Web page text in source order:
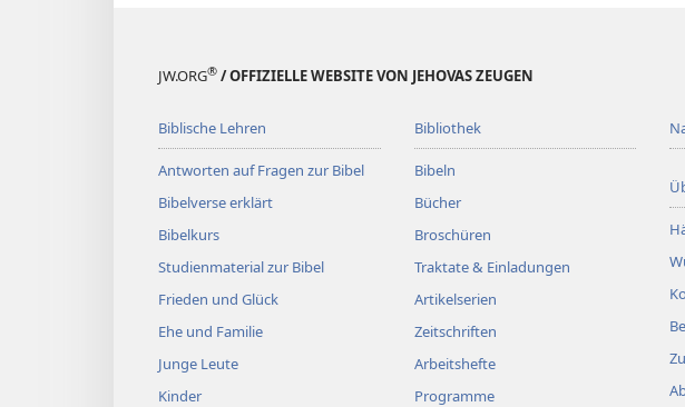
JW.ORG® / OFFIZIELLE WEBSITE VON JEHOVAS ZEUGEN
Biblische Lehren
Antworten auf Fragen zur Bibel
Bibelverse erklärt
Bibelkurs
Studienmaterial zur Bibel
Frieden und Glück
Ehe und Familie
Junge Leute
Kinder
Bibliothek
Bibeln
Bücher
Broschüren
Traktate & Einladungen
Artikelserien
Zeitschriften
Arbeitshefte
Programme